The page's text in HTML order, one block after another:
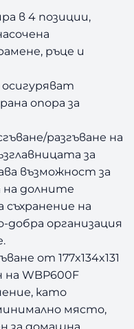
в 4 позиции,
ръце и
опора за
разгъване на
за
възможност за
на долните
на
добра организация
от 177x134x131
на WBP600F
като
място,